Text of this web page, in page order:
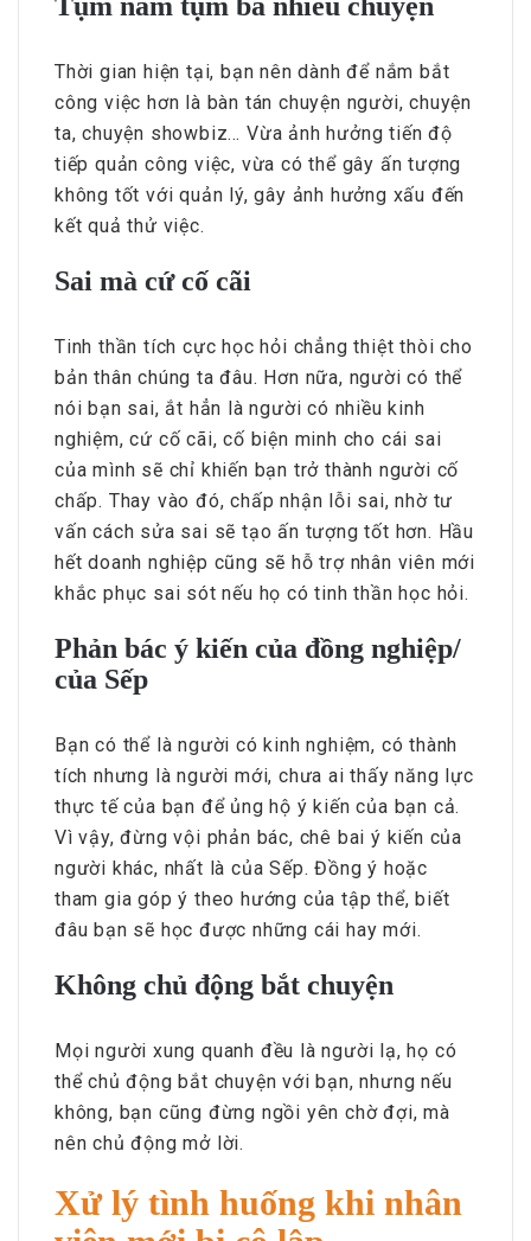
Tụm năm tụm ba nhiều chuyện
Thời gian hiện tại, bạn nên dành để nắm bắt
công việc hơn là bàn tán chuyện người, chuyện
ta, chuyện showbiz… Vừa ảnh hưởng tiến độ
tiếp quản công việc, vừa có thể gây ấn tượng
không tốt với quản lý, gây ảnh hưởng xấu đến
kết quả thử việc.
Sai mà cứ cố cãi
Tinh thần tích cực học hỏi chẳng thiệt thòi cho
bản thân chúng ta đâu. Hơn nữa, người có thể
nói bạn sai, ắt hẳn là người có nhiều kinh
nghiệm, cứ cố cãi, cố biện minh cho cái sai
của mình sẽ chỉ khiến bạn trở thành người cố
chấp. Thay vào đó, chấp nhận lỗi sai, nhờ tư
vấn cách sửa sai sẽ tạo ấn tượng tốt hơn. Hầu
hết doanh nghiệp cũng sẽ hỗ trợ nhân viên mới
khắc phục sai sót nếu họ có tinh thần học hỏi.
Phản bác ý kiến của đồng nghiệp/
của Sếp
Bạn có thể là người có kinh nghiệm, có thành
tích nhưng là người mới, chưa ai thấy năng lực
thực tế của bạn để ủng hộ ý kiến của bạn cả.
Vì vậy, đừng vội phản bác, chê bai ý kiến của
người khác, nhất là của Sếp. Đồng ý hoặc
tham gia góp ý theo hướng của tập thể, biết
đâu bạn sẽ học được những cái hay mới.
Không chủ động bắt chuyện
Mọi người xung quanh đều là người lạ, họ có
thể chủ động bắt chuyện với bạn, nhưng nếu
không, bạn cũng đừng ngồi yên chờ đợi, mà
nên chủ động mở lời.
Xử lý tình huống khi nhân